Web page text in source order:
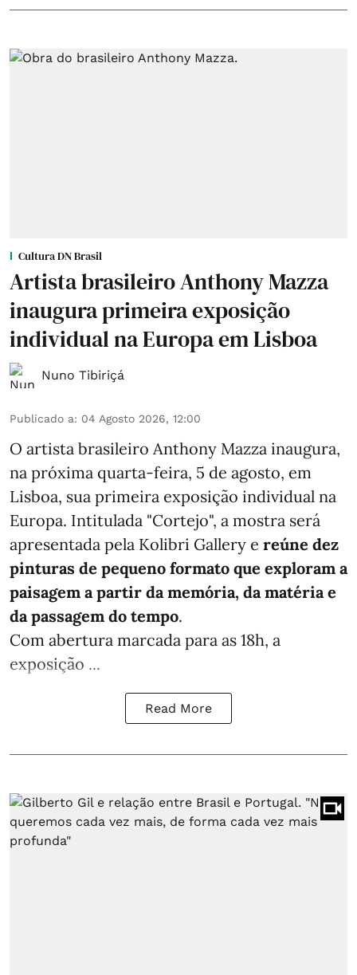
Cultura DN Brasil
Artista brasileiro Anthony Mazza
inaugura primeira exposição
individual na Europa em Lisboa
Nuno Tibiriçá
Publicado a: 04 Agosto 2026, 12:00
O artista brasileiro Anthony Mazza inaugura,
na próxima quarta-feira, 5 de agosto, em
Lisboa, sua primeira exposição individual na
Europa. Intitulada "Cortejo", a mostra será
apresentada pela Kolibri Gallery e reúne dez
pinturas de pequeno formato que exploram a
paisagem a partir da memória, da matéria e
da passagem do tempo.
Com abertura marcada para as 18h, a
exposição ...
Read More